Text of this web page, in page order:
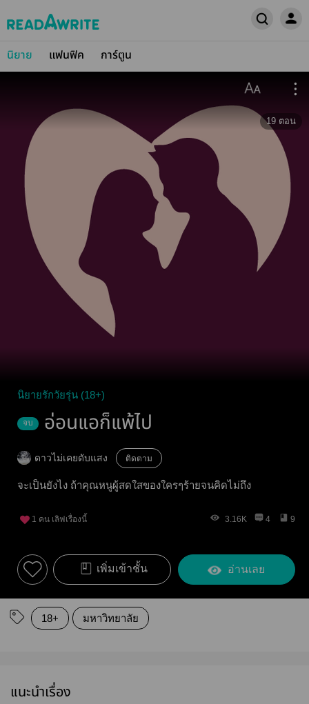
นิยาย แฟนฟิค การ์ตูน
19 ตอน
นิยายรักวัยรุ่น (18+)
จบ อ่อนแอก็แพ้ไป
ดาวไม่เคยดับแสง ติดตาม
จะเป็นยังไง ถ้าคุณหนูผู้สดใสของใครๆร้ายจนคิดไม่ถึง
1 คน เลิฟเรื่องนี้ 3.16K 4 9
เพิ่มเข้าชั้น อ่านเลย
18+ มหาวิทยาลัย
แนะนำเรื่อง